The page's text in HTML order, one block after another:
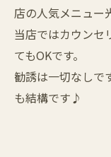
店の人気メニュー
当店ではカウンセ
てもOKです。
勧誘は一切なしで
も結構です♪